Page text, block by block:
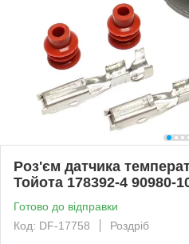
Роз'єм датчика
Тойота 178392-4 90980-
Готово до відправки
Код: DF-17758
Роздріб